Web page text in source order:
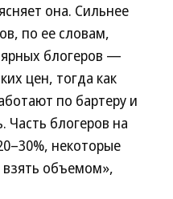
она. Сильнее
по ее словам,
блогеров —
цен, тогда как
по бартеру и
Часть блогеров на
некоторые
объемом»,